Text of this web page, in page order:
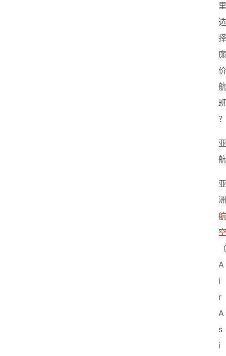
里
选
择
廉
价
航
班
？
亚
航
亚
洲
航
空
（
A
i
r
A
s
i